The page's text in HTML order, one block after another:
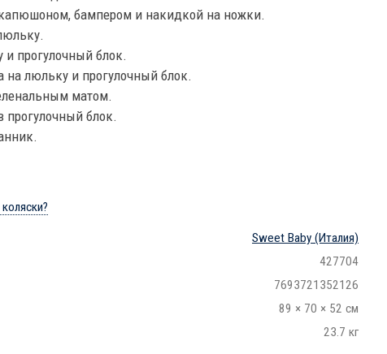
бампером и накидкой на ножки.
прогулочный блок.
на люльку и прогулочный блок.
матом.
блок.
Sweet Baby (Италия)
427704
7693721352126
89 × 70 × 52 см
23.7 кг